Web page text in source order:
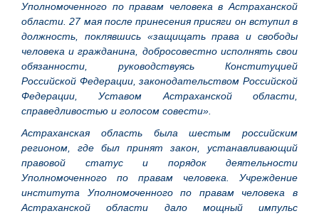
Уполномоченного по правам человека в Астраханской
области. 27 мая после принесения присяги он вступил в
должность, поклявшись «защищать права и свободы
человека и гражданина, добросовестно исполнять свои
обязанности, руководствуясь Конституцией
Российской Федерации, законодательством Российской
Федерации, Уставом Астраханской области,
справедливостью и голосом совести».
Астраханская область была шестым российским
регионом, где был принят закон, устанавливающий
правовой статус и порядок деятельности
Уполномоченного по правам человека. Учреждение
института Уполномоченного по правам человека в
Астраханской области дало мощный импульс